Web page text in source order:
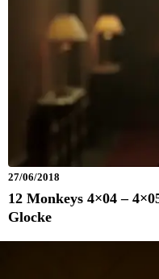
27/06/2018
12 Monkeys 4×04 –
Glocke